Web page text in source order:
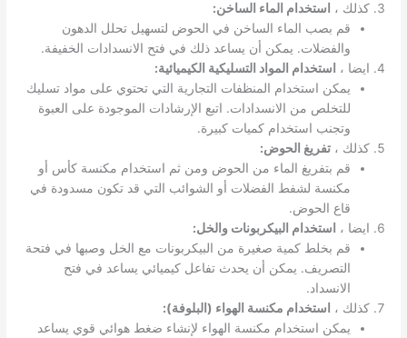
كذلك ،
استخدام الماء الساخن:
قم بصب الماء الساخن في الحوض لتسهيل تحلل الدهون
والفضلات. يمكن أن يساعد ذلك في فتح الانسدادات الخفيفة.
ايضا ،
استخدام المواد التسليكية الكيميائية:
يمكن استخدام المنظفات التجارية التي تحتوي على مواد تسليك
للتخلص من الانسدادات. اتبع الإرشادات الموجودة على العبوة
وتجنب استخدام كميات كبيرة.
كذلك ،تفريغ الحوض:
قم بتفريغ الماء من الحوض ومن ثم استخدام مكنسة كأس أو
مكنسة لشفط الفضلات أو الشوائب التي قد تكون مسدودة في
قاع الحوض.
ايضا ،
استخدام البيكربونات والخل:
قم بخلط كمية صغيرة من البيكربونات مع الخل وصبها في فتحة
التصريف. يمكن أن يحدث تفاعل كيميائي يساعد في فتح
الانسداد.
كذلك ،
استخدام مكنسة الهواء (البلوفة):
يمكن استخدام مكنسة الهواء لإنشاء ضغط هوائي قوي يساعد